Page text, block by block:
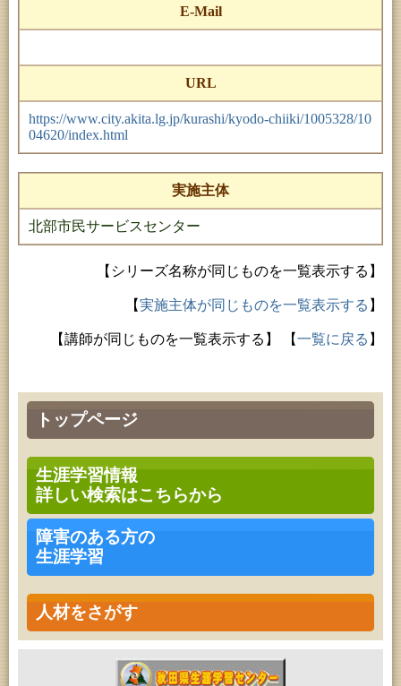
トップページ
生涯学習情報
詳しい検索はこちらから
障害のある方の
生涯学習
人材をさがす
E-Mail
URL
https://www.city.akita.lg.jp/kurashi/kyodo-chiiki/1005328/10
04620/index.html
実施主体
北部市民サービスセンター
【シリーズ名称が同じものを一覧表示する】
【実施主体が同じものを一覧表示する 】
【講師が同じものを一覧表示する】 【一覧に戻る 】